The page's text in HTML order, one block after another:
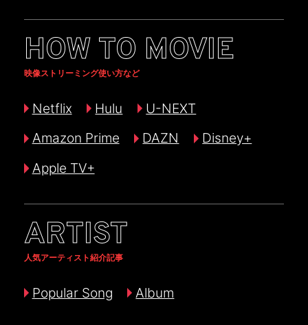
HOW TO MOVIE
映像ストリーミング使い方など
Netflix Hulu
U-NEXT
Amazon Prime
DAZN
Disney+
Apple TV+
ARTIST
人気アーティスト紹介記事
Popular Song Album